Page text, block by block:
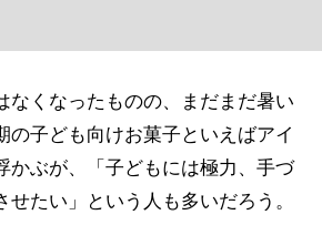
なくなったものの、まだまだ暑い
の子ども向けお菓子といえばアイ
かぶが、「子どもには極力、手づ
せたい」という人も多いだろう。